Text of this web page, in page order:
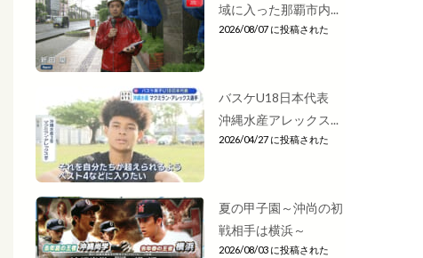
域に入った那覇市内...
2026/08/07 に投稿された
バスケU18日本代表
沖縄水産アレックス...
2026/04/27 に投稿された
夏の甲子園～沖尚の初
戦相手は横浜～
2026/08/03 に投稿された